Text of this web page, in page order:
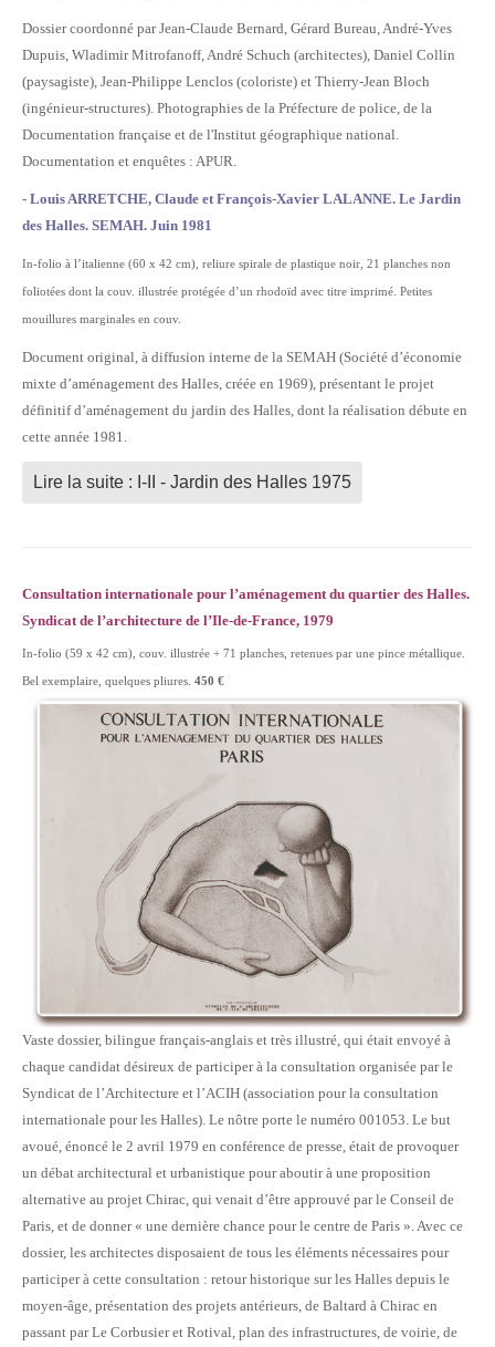
Dossier coordonné par Jean-Claude Bernard, Gérard Bureau, André-Yves
Dupuis, Wladimir Mitrofanoff, André Schuch (architectes), Daniel Collin
(paysagiste), Jean-Philippe Lenclos (coloriste) et Thierry-Jean Bloch
(ingénieur-structures). Photographies de la Préfecture de police, de la
Documentation française et de l'Institut géographique national.
Documentation et enquêtes : APUR.
- Louis ARRETCHE, Claude et François-Xavier LALANNE. Le Jardin
des Halles. SEMAH. Juin 1981
In-folio à l’italienne (60 x 42 cm), reliure spirale de plastique noir, 21 planches non
foliotées dont la couv. illustrée protégée d’un rhodoïd avec titre imprimé. Petites
mouillures marginales en couv.
Document original, à diffusion interne de la SEMAH (Société d’économie
mixte d’aménagement des Halles, créée en 1969), présentant le projet
définitif d’aménagement du jardin des Halles, dont la réalisation débute en
cette année 1981.
Lire la suite : I-II - Jardin des Halles 1975
Consultation internationale pour l’aménagement du quartier des Halles.
Syndicat de l’architecture de l’Ile-de-France, 1979
In-folio (59 x 42 cm), couv. illustrée + 71 planches, retenues par une pince métallique.
Bel exemplaire, quelques pliures. 450 €
Vaste dossier, bilingue français-anglais et très illustré, qui était envoyé à
chaque candidat désireux de participer à la consultation organisée par le
Syndicat de l’Architecture et l’ACIH (association pour la consultation
internationale pour les Halles). Le nôtre porte le numéro 001053. Le but
avoué, énoncé le 2 avril 1979 en conférence de presse, était de provoquer
un débat architectural et urbanistique pour aboutir à une proposition
alternative au projet Chirac, qui venait d’être approuvé par le Conseil de
Paris, et de donner « une dernière chance pour le centre de Paris ». Avec ce
dossier, les architectes disposaient de tous les éléments nécessaires pour
participer à cette consultation : retour historique sur les Halles depuis le
moyen-âge, présentation des projets antérieurs, de Baltard à Chirac en
passant par Le Corbusier et Rotival, plan des infrastructures, de voirie, de